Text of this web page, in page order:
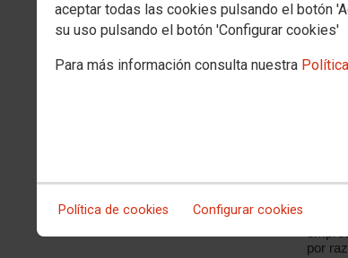
aceptar todas las cookies pulsando el botón
su uso pulsando el botón 'Configurar cookies'
Para más información consulta nuestra
Política de cookies Configurar cookies
CCOO
¿Igual
por